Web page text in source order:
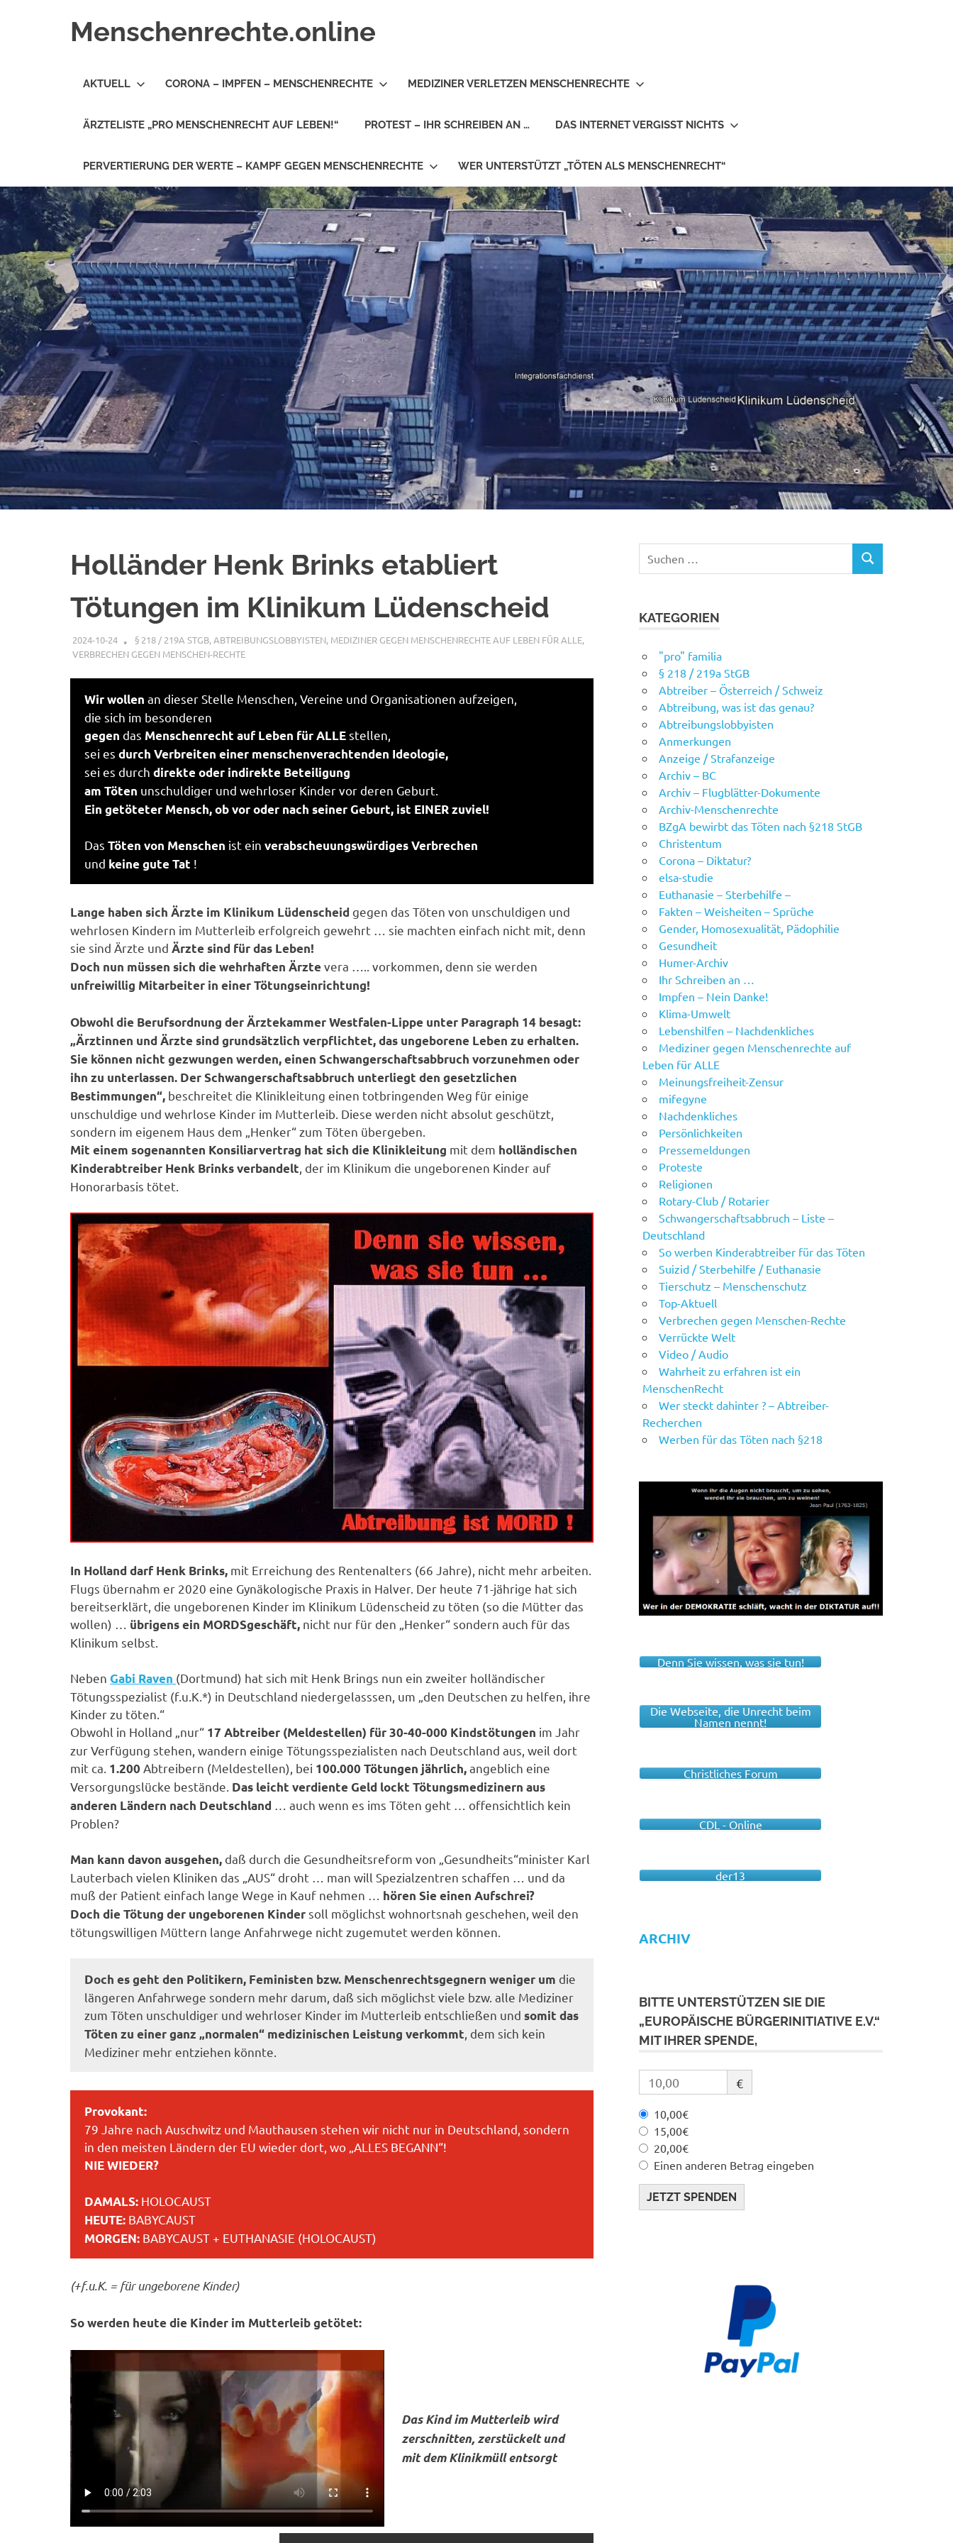
Menschenrechte.online
alle
Geborene
AKTUELL CORONA – IMPFEN – MENSCHENRECHTE MEDIZINER VERLETZEN MENSCHENRECHTE
ÄRZTELISTE „PRO MENSCHENRECHT AUF LEBEN!“ PROTEST – IHR SCHREIBEN AN … DAS INTERNET VERGISST NICHTS
PERVERTIERUNG DER WERTE – KAMPF GEGEN MENSCHENRECHTE WER UNTERSTÜTZT „TÖTEN ALS MENSCHENRECHT“
Holländer Henk Brinks etabliert
Tötungen im Klinikum Lüdenscheid
2024-10-24 XX
§ 218 / 219A STGB,ABTREIBUNGSLOBBYISTEN, MEDIZINER GEGEN MENSCHENRECHTE AUF LEBEN FÜR ALLE,
VERBRECHEN GEGEN MENSCHEN-RECHTE
Wir wollen an dieser Stelle Menschen, Vereine und Organisationen aufzeigen,
die sich im besonderen
gegen das Menschenrecht auf Leben für ALLEstellen,
sei esdurch Verbreiten einer menschenverachtenden Ideologie,
sei es durchdirekte oder indirekte Beteiligung
am Töten unschuldiger und wehrloser Kinder vor deren Geburt.
Ein getöteter Mensch, ob vor oder nach seiner Geburt, ist EINER zuviel!
DasTöten von Menschen ist einverabscheuungswürdiges Verbrechen
und keine gute Tat !
Lange haben sich Ärzte im Klinikum Lüdenscheid gegen das Töten von unschuldigen und
wehrlosen Kindern im Mutterleib erfolgreich gewehrt … sie machten einfach nicht mit, denn
sie sind Ärzte und Ärzte sind für das Leben!
Doch nun müssen sich die wehrhaften Ärztevera ….. vorkommen, denn sie werden
unfreiwillig Mitarbeiter in einer Tötungseinrichtung!
Obwohl die Berufsordnung der Ärztekammer Westfalen-Lippe unter Paragraph 14 besagt:
„Ärztinnen und Ärzte sind grundsätzlich verpflichtet, das ungeborene Leben zu erhalten.
Sie können nicht gezwungen werden, einen Schwangerschaftsabbruch vorzunehmen oder
ihn zu unterlassen. Der Schwangerschaftsabbruch unterliegt den gesetzlichen
Bestimmungen“, beschreitet die Klinikleitung einen totbringenden Weg für einige
unschuldige und wehrlose Kinder im Mutterleib. Diese werden nicht absolut geschützt,
sondern im eigenem Haus dem „Henker“ zum Töten übergeben.
Mit einem sogenannten Konsiliarvertrag hat sich die Klinikleitung mit dem holländischen
Kinderabtreiber Henk Brinks verbandelt , der im Klinikum die ungeborenen Kinder auf
Honorarbasis tötet.
In Holland darf Henk Brinks, mit Erreichung des Rentenalters (66 Jahre), nicht mehr arbeiten.
Flugs übernahm er 2020 eine Gynäkologische Praxis in Halver. Der heute 71-jährige hat sich
bereitserklärt, die ungeborenen Kinder im Klinikum Lüdenscheid zu töten (so die Mütter das
wollen) … übrigens ein MORDSgeschäft, nicht nur für den „Henker“ sondern auch für das
Klinikum selbst.
NebenGabi Raven (Dortmund) hat sich mit Henk Brings nun ein zweiter holländischer
Tötungsspezialist (f.u.K.*) in Deutschland niedergelasssen, um „den Deutschen zu helfen, ihre
Kinder zu töten.“
Obwohl in Holland „nur“ 17 Abtreiber (Meldestellen) für 30-40-000 Kindstötungen im Jahr
zur Verfügung stehen, wandern einige Tötungsspezialisten nach Deutschland aus, weil dort
mit ca. 1.200Abtreibern (Meldestellen), bei 100.000 Tötungen jährlich,angeblich eine
Versorgungslücke bestände. Das leicht verdiente Geld lockt Tötungsmedizinern aus
anderen Ländern nach Deutschland … auch wenn es ims Töten geht … offensichtlich kein
Problen?
Man kann davon ausgehen, daß durch die Gesundheitsreform von „Gesundheits“minister Karl
Lauterbach vielen Kliniken das „AUS“ droht … man will Spezialzentren schaffen … und da
muß der Patient einfach lange Wege in Kauf nehmen … hören Sie einen Aufschrei?
Doch die Tötung der ungeborenen Kinder soll möglichst wohnortsnah geschehen, weil den
tötungswilligen Müttern lange Anfahrwege nicht zugemutet werden können.
Doch es geht den Politikern, Feministen bzw. Menschenrechtsgegnern weniger um die
längeren Anfahrwege sondern mehr darum, daß sich möglichst viele bzw. alle Mediziner
zum Töten unschuldiger und wehrloser Kinder im Mutterleib entschließen undsomit das
Töten zu einer ganz „normalen“ medizinischen Leistung verkommt, dem sich kein
Mediziner mehr entziehen könnte.
Provokant:
79 Jahre nach Auschwitz und Mauthausen stehen wir nicht nur in Deutschland, sondern
in den meisten Ländern der EU wieder dort, wo „ALLES BEGANN“!
NIE WIEDER?
DAMALS: HOLOCAUST
HEUTE: BABYCAUST
MORGEN: BABYCAUST + EUTHANASIE (HOLOCAUST)
(+f.u.K. = für ungeborene Kinder)
So werden heute die Kinder im Mutterleib getötet:
Das Kind im Mutterleib wird
zerschnitten, zerstückelt und
mit dem Klinikmüll entsorgt
nach:
SUCHEN
KATEGORIEN
"pro" familia
§ 218 / 219a StGB
Abtreiber – Österreich / Schweiz
Abtreibung, was ist das genau?
Abtreibungslobbyisten
Anmerkungen
Anzeige / Strafanzeige
Archiv – BC
Archiv – Flugblätter-Dokumente
Archiv-Menschenrechte
BZgA bewirbt das Töten nach §218 StGB
Christentum
Corona – Diktatur?
elsa-studie
Euthanasie – Sterbehilfe –
Fakten – Weisheiten – Sprüche
Gender, Homosexualität, Pädophilie
Gesundheit
Humer-Archiv
Ihr Schreiben an …
Impfen – Nein Danke!
Klima-Umwelt
Lebenshilfen – Nachdenkliches
Mediziner gegen Menschenrechte auf
Leben für ALLE
Meinungsfreiheit-Zensur
mifegyne
Nachdenkliches
Persönlichkeiten
Pressemeldungen
Proteste
Religionen
Rotary-Club / Rotarier
Schwangerschaftsabbruch – Liste –
Deutschland
So werben Kinderabtreiber für das Töten
Suizid / Sterbehilfe / Euthanasie
Tierschutz – Menschenschutz
Top-Aktuell
Verbrechen gegen Menschen-Rechte
Verrückte Welt
Video / Audio
Wahrheit zu erfahren ist ein
MenschenRecht
Wer steckt dahinter ? – Abtreiber-
Recherchen
Werben für das Töten nach §218
Denn Sie wissen, was sie tun!
Die Webseite, die Unrecht beim
Namen nennt!
Christliches Forum
CDL - Online
der13
ARCHIV
BITTE UNTERSTÜTZEN SIE DIE
„EUROPÄISCHE BÜRGERINITIATIVE E.V.“
MIT IHRER SPENDE,
€
10,00€
15,00€
20,00€
Einen anderen Betrag eingeben
JETZT SPENDEN